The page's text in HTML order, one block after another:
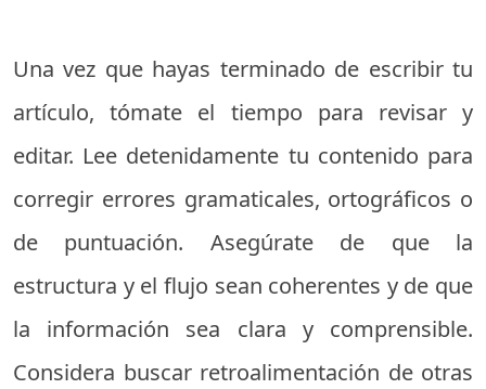
Una vez que hayas terminado de escribir tu
artículo, tómate el tiempo para revisar y
editar. Lee detenidamente tu contenido para
corregir errores gramaticales, ortográficos o
de puntuación. Asegúrate de que la
estructura y el flujo sean coherentes y de que
la información sea clara y comprensible.
Considera buscar retroalimentación de otras